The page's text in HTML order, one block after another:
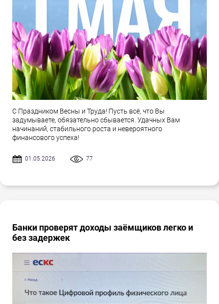
С Праздником Весны и Труда! Пусть всё, что Вы
задумываете, обязательно сбывается. Удачных Вам
начинаний, стабильного роста и невероятного
финансового успеха!
01.05.2026 77
Банки проверят доходы заёмщиков легко и
без задержек